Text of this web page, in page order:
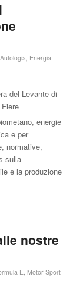
Autologia, Energia
del Levante di
energie
e per
normative,
sulla
e la produzione
nostre
E, Motor Sport